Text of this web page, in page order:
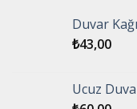
Duvar
₺43,00
Ucuz